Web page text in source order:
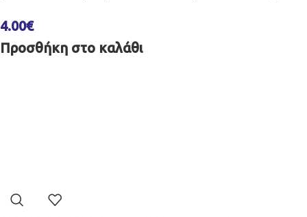
4.00€
Προσθήκη στο καλάθι